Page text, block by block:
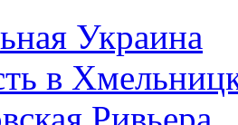
Украина
в